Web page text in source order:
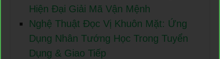
Hiện Đại Giải Mã Vận Mệnh
Nghệ Thuật Đọc Vị Khuôn Mặt: Ứng
Dụng Nhân Tướng Học Trong Tuyển
Dụng & Giao Tiếp